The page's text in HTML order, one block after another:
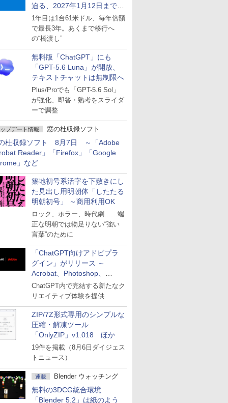
迫る、2027年1月12日まで
～ESUは9月1日から販売
1年目は1台61米ドル、毎年倍額
で最長3年。あくまで移行へ
の“橋渡し”
無料版「ChatGPT」にも
「GPT-5.6 Luna」が開放、
テキストチャットは無制限へ
Plus/Proでも「GPT-5.6 Sol」
が強化、即答・熟考をスライダ
ーで調整
プデート情報 窓の杜収録ソフト
杜収録ソフト 8月7日 ～「Adobe
Reader」「Firefox」「Google
」など
築地初号系活字を下敷きにし
た見出し用明朝体「したたる
明朝初号」 ～商用利用OK
ロック、ホラー、時代劇……端
正な明朝では物足りない“強い
言葉”のために
「ChatGPT向けアドビプラ
グイン」がリリース ～
Acrobat、Photoshop、
Premiereなどの機能を1つの
プラグインに統合
ChatGPT内で完結する新たなク
リエイティブ体験を提供
ZIP/7Z形式専用のシンプルな
圧縮・解凍ツール
「OnlyZIP」v1.018 ほか
19件を掲載（8月6日ダイジェス
トニュース）
連載 Blender ウォッチング
無料の3DCG統合環境
「Blender 5.2」は紙のよう